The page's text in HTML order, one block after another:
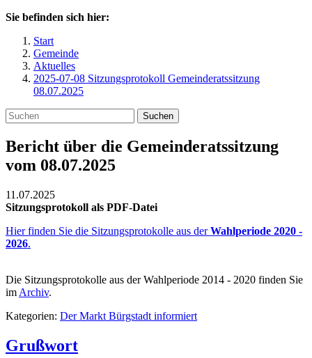
Sie befinden sich hier:
Start
Gemeinde
Aktuelles
2025-07-08 Sitzungsprotokoll Gemeinderatssitzung
08.07.2025
Suchen
Bericht über die Gemeinderatssitzung
vom 08.07.2025
11.07.2025
Sitzungsprotokoll als PDF-Datei
Hier finden Sie die Sitzungsprotokolle aus derWahlperiode 2020 -
2026.
Die Sitzungsprotokolle aus der Wahlperiode 2014 - 2020 finden Sie
im Archiv.
Kategorien: Der Markt Bürgstadt informiert
Grußwort